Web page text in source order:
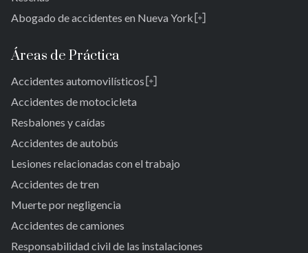
Abogado de accidentes en Nueva York
Brooklyn
New York 10038
Áreas de Práctica
Accidentes automovilísticos
Alturas de Cambria
San Albano
Jamaica
Rockaway lejana
Brookville
Warnerville
Accidentes de motocicleta
Resbalones y caídas
Accidentes de autobús
Lesiones relacionadas con el trabajo
Accidentes de tren
Muerte por negligencia
Accidentes de camiones
Responsabilidad civil de las instalaciones